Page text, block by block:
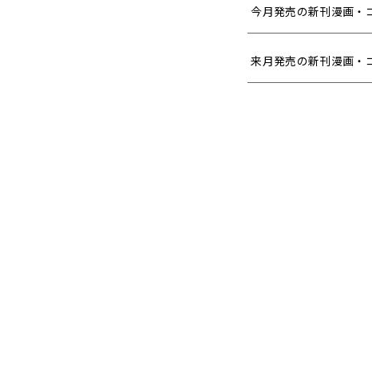
今月発売の新刊漫画・
来月発売の新刊漫画・